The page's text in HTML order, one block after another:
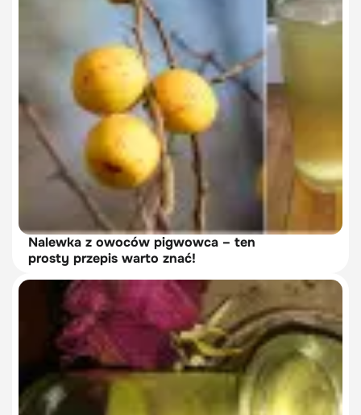
Nalewka z owoców pigwowca – ten
prosty przepis warto znać!